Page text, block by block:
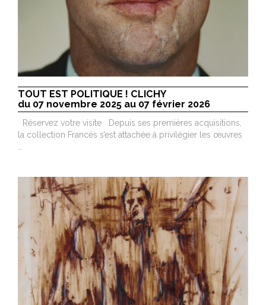
TOUT EST POLITIQUE ! CLICHY
du 07 novembre 2025 au 07 février 2026
Réservez votre visite Depuis ses premières acquisitions,
la collection Francès s’est attachée à privilégier les œuvres